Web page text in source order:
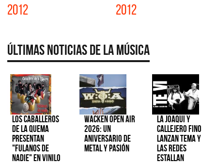
2012 2012
Últimas Noticias de la Música
Los Caballeros
de la Quema
presentan
"Fulanos de
Nadie" en vinilo
Wacken Open Air
2026: Un
aniversario de
metal y pasión
La Joaqui y
Callejero Fino
lanzan tema y
las redes
estallan